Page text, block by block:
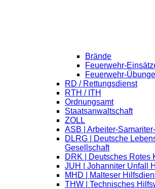
Brände
Feuerwehr-
Feuerwehr-
RD / Rettungsdienst
RTH / ITH
Ordnungsamt
Staatsanwaltschaft
ZOLL
ASB | Arbeiter-
DLRG | Deutsche
Gesellschaft
DRK | Deutsches Rotes
JUH | Johanniter Unfall
MHD | Malteser
THW | Technisches